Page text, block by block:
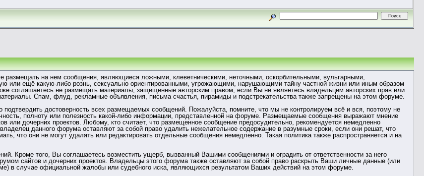
размещать на нем сообщения, являющиеся ложными, клеветническими, неточными, оскорбительными, вульгарными,
или ещё какую-либо рознь, сексуально ориентированными, угрожающими, нарушающими тайну частной жизни или иным образом
соглашаетесь не размещать материалы, защищенные авторским правом, если Вы не являетесь владельцем авторских прав или
Спам, флуд, рекламные объявления, письма счастья, пирамиды и подстрекательства также запрещены на этом форуме.
достоверность всех размещаемых сообщений. Пожалуйста, помните, что мы не контролируем всё и вся, поэтому не
полноту или полезность какой-либо информации, представленной на форуме. Размещаемые сообщения выражают мнение
или дочерних проектов. Любому, кто считает, что размещенное сообщение предосудительно, рекомендуется немедленно
данного форума оставляют за собой право удалить нежелательное содержание в разумные сроки, если они решат, что
что они не могут удалять или редактировать отдельные сообщения немедленно. Такая политика также распространяется и на
Кроме того, Вы соглашаетесь возместить ущерб, вызванный Вашими сообщениями и оградить от ответственности за него
сайтов и дочерних проектов. Владельцы этого форума также оставляют за собой право раскрыть Ваши личные данные (или
случае официальной жалобы или судебного иска, являющихся результатом Ваших действий на этом форуме.